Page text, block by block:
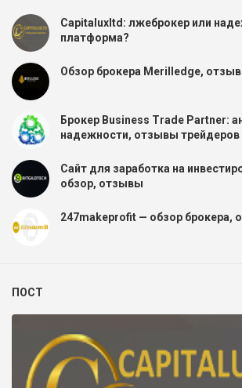
Capitaluxltd: лжеброкер или
платформа?
Обзор брокера Merilledge,
Брокер Business Trade Partner:
надежности, отзывы трейдеров
Сайт для заработка на
обзор, отзывы
247makeprofit — обзор брокера,
ПОСТ